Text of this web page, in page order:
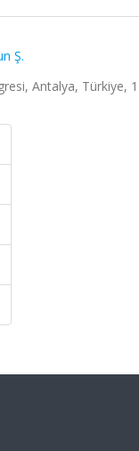
Ş.
Antalya,